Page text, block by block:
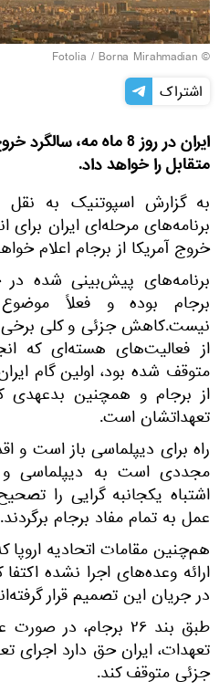
©
Fotolia / Borna Mirahmadian
اشتراک
ایران در روز 8 ماه مه،
متقابل را خواهد داد.
برنامه‌های مرحله‌ای ایران برای
خروج آمریکا از برجام اعلام
برجام بوده و فعلاً
نیست.کاهش جزئی و کلی برخی
از فعالیت‌های هسته‌ای که
متوقف شده بود، اولین گام
از برجام و همچنین بدعهدی
تعهداتشان است.
راه برای دیپلماسی باز است و
مجددی است به دیپلماسی
اشتباه یکجانبه گرایی را
عمل به تمام مفاد برجام برگردند.
هم‌چنین مقامات اتحادیه
ارائه وعده‌های اجرا نشده
در جریان این تصمیم قرار
طبق بند ۲۶ برجام،
تعهدات، ایران حق دارد اجرای
جزئی متوقف کند.